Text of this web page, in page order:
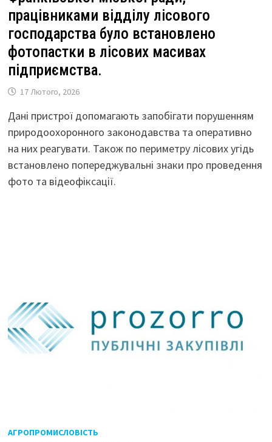
працівниками відділу лісового
господарства було встановлено
фотопастки в лісових масивах
підприємства.
17 Лютого, 2026
Дані пристрої допомагають запобігати порушенням
природоохоронного законодавства та оперативно
на них реагувати. Також по периметру лісових угідь
встановлено попереджувальні знаки про проведення
фото та відеофіксації.
АГРОПРОМИСЛОВІСТЬ